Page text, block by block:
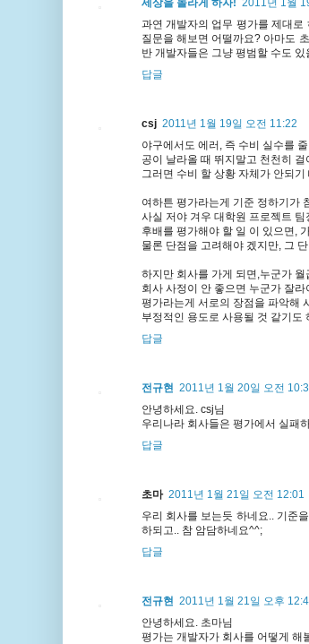
세상을 놀라게 하자! 2011년 1월
과연 개발자의 업무 평가를 제대
질문을 해보면 어떨까요? 아마도
반 개발자들은 그냥 평범할 수도
답글
csj 2011년 1월 19일 오전 11:22
야구에서도 에러, 즉 수비 실수를
공이 날라올 때 뛰지말고 천천히
그러면 수비 할 상황 자체가 안되
여하튼 평가라는게 기준 정하기가
사실 저야 겨우 대학원 프로젝트
후배를 평가해야 할 일 이 있으면,
물론 단점을 고려해야 겠지만, 그
하지만 회사를 가게 되면,누군가 월
회사 사정이 안 좋으면 누군가 잘라
평가라는게 서로의 장점을 파악해
부정적인 용도로 사용될 것 같기도
답글
전규현 2011년 1월 20일 오전
안녕하세요. csj님
우리나라 회사들은 평가에서 실패
답글
초마 2011년 1월 21일 오전 12:01
우리 회사를 보는듯 하네요.. 기준
하되고.. 참 암담하네요^^;
답글
전규현 2011년 1월 21일 오후
안녕하세요. 초마님
평가는 개발자가 회사를 어떻게 해